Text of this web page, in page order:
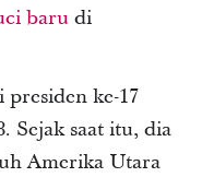
baru di
ke-17
Sejak saat itu, dia
Amerika Utara